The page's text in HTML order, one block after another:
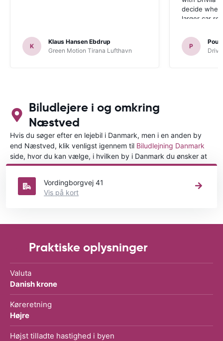
K
Klaus Hansen Ebdrup
Green Motion Tirana Lufthavn
decide
larger car
P
Poul
Biludlejere i og omkring
Næstved
Hvis du søger efter en lejebil i Danmark, men i en anden by
end Næstved, klik venligst igennem til Biludlejning Danmark
side, hvor du kan vælge, i hvilken by i Danmark du ønsker at
leje en bil.
Vordingborgvej 41
Vis på kort
Praktiske oplysninger
Valuta
Danish krone
Køreretning
Højre
Højst tilladte hastighed i byen